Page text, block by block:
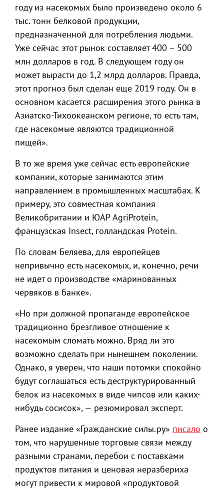
году из насекомых было произведено около 6
тыс. тонн белковой продукции,
предназначенной для потребления людьми.
Уже сейчас этот рынок составляет 400 – 500
млн долларов в год. В следующем году он
может вырасти до 1,2 млрд долларов. Правда,
этот прогноз был сделан еще 2019 году. Он в
основном касается расширения этого рынка в
Азиатско-Тихоокеанском регионе, то есть там,
где насекомые являются традиционной
пищей».
В то же время уже сейчас есть европейские
компании, которые занимаются этим
направлением в промышленных масштабах. К
примеру, это совместная компания
Великобритании и ЮАР AgriProtein,
французская Insect, голландская Protein.
По словам Беляева, для европейцев
непривычно есть насекомых, и, конечно, речи
не идет о производстве «маринованных
червяков в банке».
«Но при должной пропаганде европейское
традиционно брезгливое отношение к
насекомым сломать можно. Вряд ли это
возможно сделать при нынешнем поколении.
Однако, я уверен, что наши потомки спокойно
будут соглашаться есть деструктурированный
белок из насекомых в виде чипсов или каких-
нибудь сосисок», — резюмировал эксперт.
Ранее издание «Гражданские силы.ру» писало о
том, что нарушенные торговые связи между
разными странами, перебои с поставками
продуктов питания и ценовая неразбериха
могут привести к мировой «продуктовой